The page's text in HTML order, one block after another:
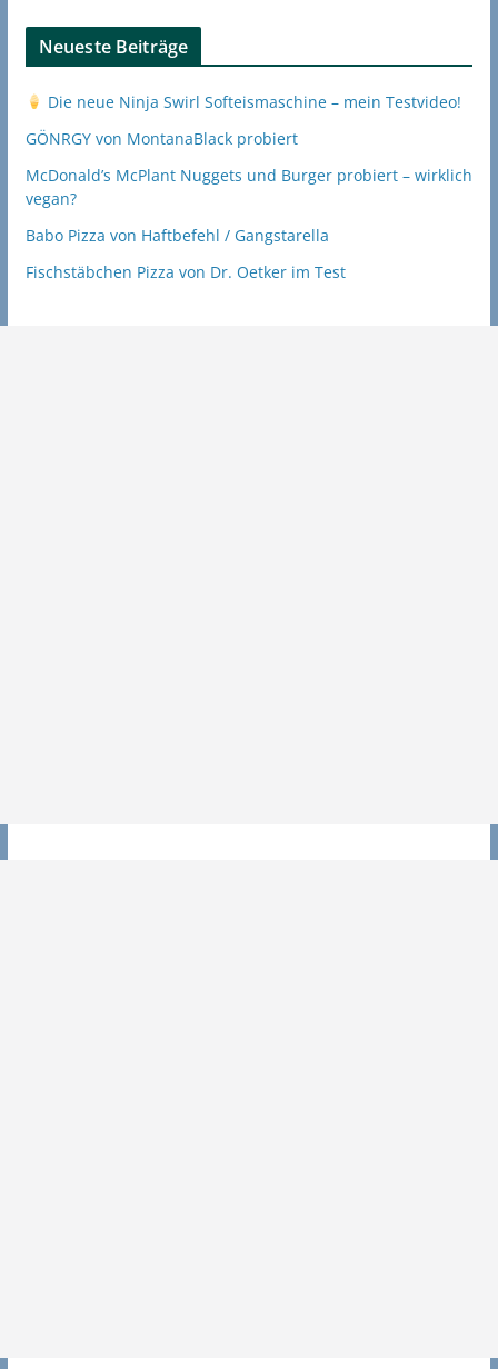
Neueste Beiträge
Die neue Ninja Swirl Softeismaschine – mein Testvideo!
GÖNRGY von MontanaBlack probiert
McDonald’s McPlant Nuggets und Burger probiert – wirklich
vegan?
Babo Pizza von Haftbefehl / Gangstarella
Fischstäbchen Pizza von Dr. Oetker im Test